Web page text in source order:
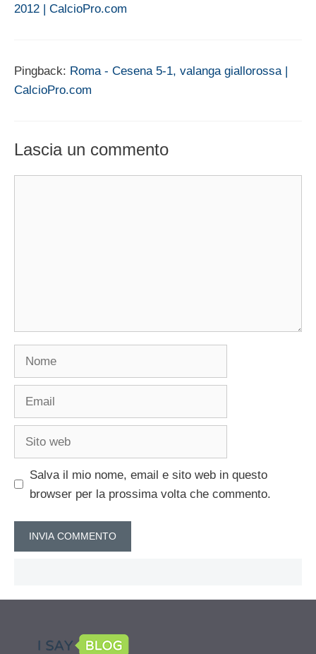
2012 | CalcioPro.com
Pingback: Roma - Cesena 5-1, valanga giallorossa |
CalcioPro.com
Lascia un commento
Salva il mio nome, email e sito web in questo
browser per la prossima volta che commento.